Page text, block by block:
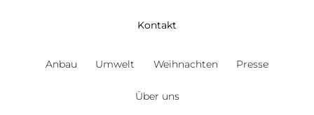
Kontakt
Anbau Umwelt Weihnachten Presse
Über uns